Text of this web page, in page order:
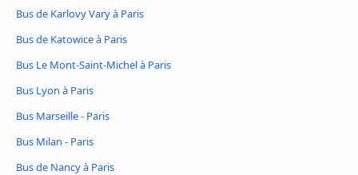
Bus de Karlovy Vary à Paris
Bus de Katowice à Paris
Bus Le Mont-Saint-Michel à Paris
Bus Lyon à Paris
Bus Marseille - Paris
Bus Milan - Paris
Bus de Nancy à Paris